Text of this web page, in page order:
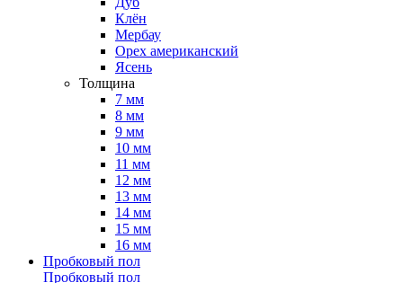
Клён
Мербау
Орех американский
Ясень
Толщина
7 мм
8 мм
9 мм
10 мм
11 мм
12 мм
13 мм
14 мм
15 мм
16 мм
Пробковый пол
Пробковый пол